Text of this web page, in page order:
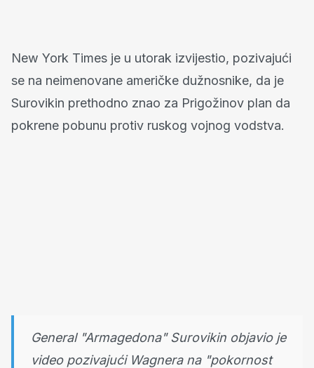
New York Times je u utorak izvijestio, pozivajući
se na neimenovane američke dužnosnike, da je
Surovikin prethodno znao za Prigožinov plan da
pokrene pobunu protiv ruskog vojnog vodstva.
General "Armagedona" Surovikin objavio je
video pozivajući Wagnera na "pokornost